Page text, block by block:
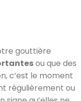
gouttière
ou que des
c’est le moment
régulièrement ou